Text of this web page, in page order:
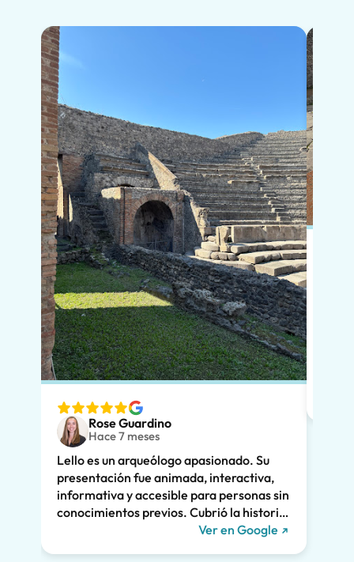
Rose Guardino
Hace 7 meses
Lello es un arqueólogo apasionado. Su
presentación fue animada, interactiva,
informativa y accesible para personas sin
conocimientos previos. Cubrió la historia
de Pompeya y la vinculó a la vida actual.
Ver en Google